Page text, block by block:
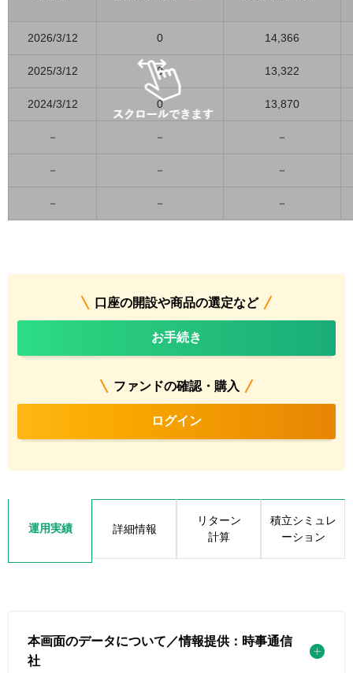
2026/3/12 0 14,366
2025/3/12 0 13,322
2024/3/12 0 13,870
－ － －
－ － －
－ － －
口座の開設や商品の選定など
お手続き
ファンドの確認・購入
ログイン
運用実績 詳細情報
リターン
計算
積立シミュレ
ーション
本画面のデータについて／情報提供：時事通信
社